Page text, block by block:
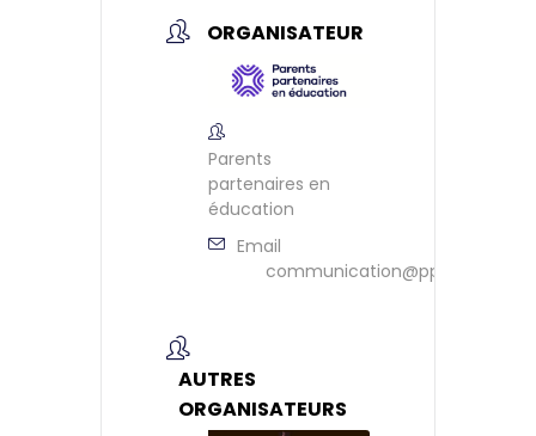
ORGANISATEUR
Parents
partenaires en
éducation
Email
communication@ppeontario.ca
AUTRES
ORGANISATEURS